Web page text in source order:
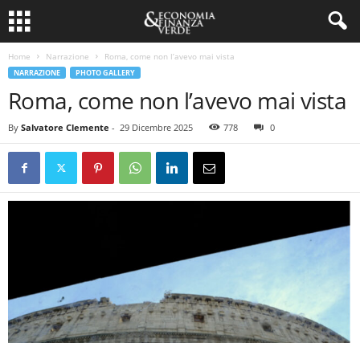
Home Narrazione Roma, come non l’avevo mai vista
NARRAZIONE PHOTO GALLERY
Roma, come non l’avevo mai vista
By Salvatore Clemente - 29 Dicembre 2025 778 0